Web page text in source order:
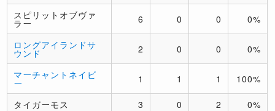
スピリットオブヴァ
ラー 6 0 0 0%
ロングアイランドサ
ウンド 2 0 0 0%
マーチャントネイビ
ー 1 1 1 100%
タイガーモス 3 0 2
0%